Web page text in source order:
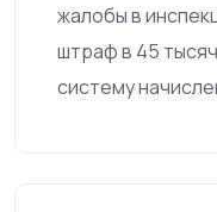
жалобы в
штраф в 45
систему